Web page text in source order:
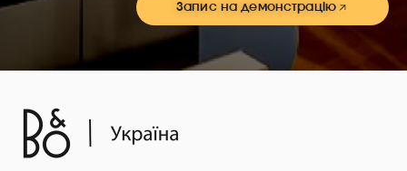
Запис на демонстрацію